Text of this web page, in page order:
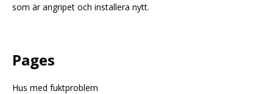
som är angripet och installera nytt.
Pages
Hus med fuktproblem